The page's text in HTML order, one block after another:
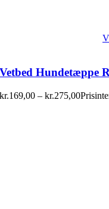
Vetbed Hundetæppe
kr.169,00 – kr.275,00